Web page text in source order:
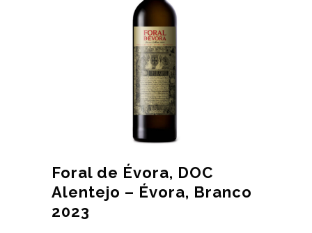
Foral de Évora, DOC
Alentejo – Évora, Branco
2023